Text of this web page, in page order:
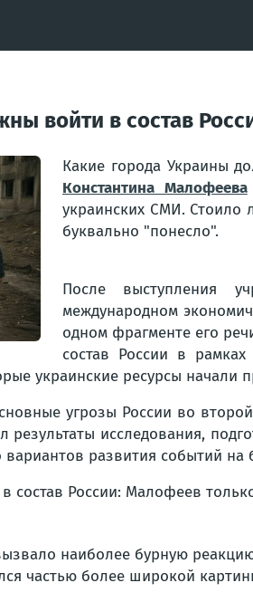
войти в состав
Какие города Украины
Константина Малофеева
украинских СМИ. Стоило
буквально "понесло".
После выступления
международном
одном фрагменте его
состав России в
украинские ресурсы
угрозы России во
результаты исследования,
развития событий
наиболее бурную
частью более широкой